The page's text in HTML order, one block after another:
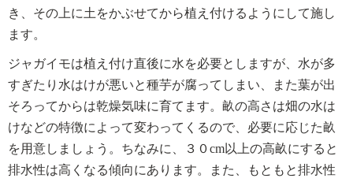
き、その上に土をかぶせてから植え付けるようにして施し
ます。
ジャガイモは植え付け直後に水を必要としますが、水が多
すぎたり水はけが悪いと種芋が腐ってしまい、また葉が出
そろってからは乾燥気味に育てます。畝の高さは畑の水は
けなどの特徴によって変わってくるので、必要に応じた畝
を用意しましょう。ちなみに、３０cm以上の高畝にすると
排水性は高くなる傾向にあります。また、もともと排水性